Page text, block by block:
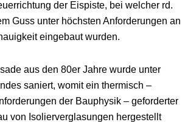
der Eispiste, bei welcher rd.
Guss unter höchsten Anforderungen an
eingebaut wurden.
aus den 80er Jahre wurde unter
saniert, womit ein thermisch –
der Bauphysik – geforderter
von Isolierverglasungen hergestellt